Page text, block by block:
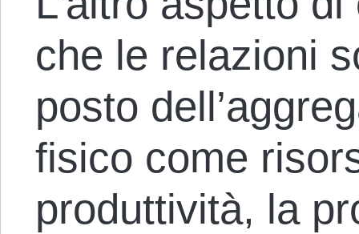
che le relazioni
posto
fisico come
produttività, la